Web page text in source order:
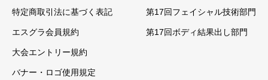
特定商取引法に基づく表記
エスグラ会員規約
大会エントリー規約
バナー・ロゴ使用規定
第17回フェイシャル技術部門
第17回ボディ結果出し部門